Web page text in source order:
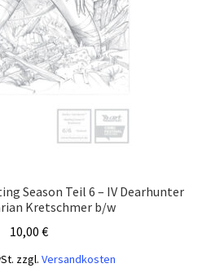
Season Teil 6 – IV Dearhunter
Kretschmer b/w
10,00 €
zzgl. Versandkosten